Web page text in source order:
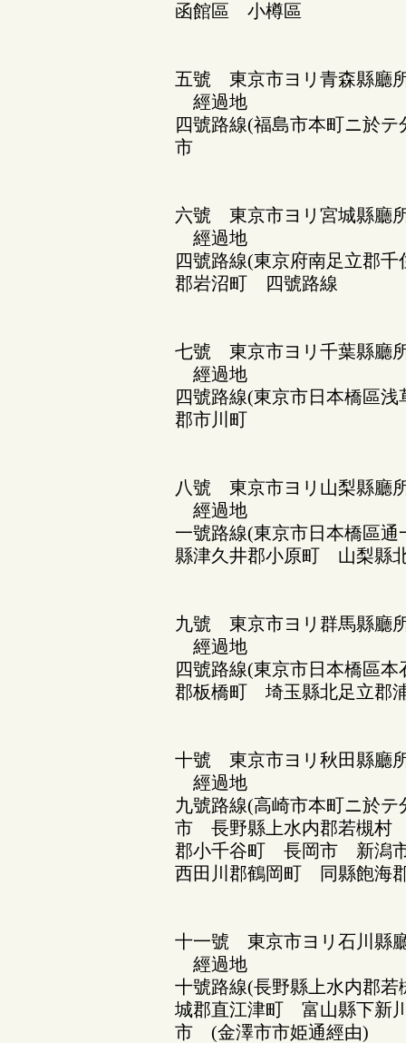
函館區 小樽區
五號 東京市ヨリ青森縣廳
經過地
四號路線(福島市本町ニ
市
六號 東京市ヨリ宮城縣廳
經過地
四號路線(東京府南足立郡
郡岩沼町 四號路線
七號 東京市ヨリ千葉縣廳
經過地
四號路線(東京市日本橋區
郡市川町
八號 東京市ヨリ山梨縣廳
經過地
一號路線(東京市日本橋區
縣津久井郡小原町 山梨縣
九號 東京市ヨリ群馬縣廳
經過地
四號路線(東京市日本橋區
郡板橋町 埼玉縣北足立郡
十號 東京市ヨリ秋田縣廳
經過地
九號路線(高崎市本町ニ於
市 長野縣上水内郡若槻村
郡小千谷町 長岡市 新潟
西田川郡鶴岡町 同縣飽海
十一號 東京市ヨリ石川縣
經過地
十號路線(長野縣上水内郡
城郡直江津町 富山縣下新
市 (金澤市市姫通經由)